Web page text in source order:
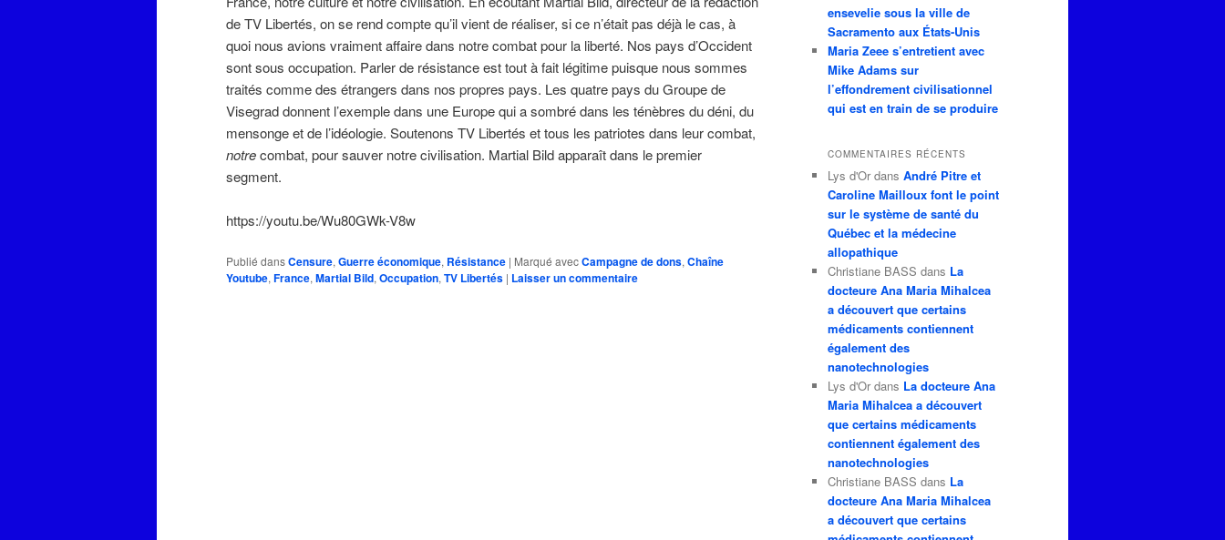
de TV Libertés, on se rend compte qu’il vient de réaliser, si ce n’était pas déjà le cas, à
quoi nous avions vraiment affaire dans notre combat pour la liberté. Nos pays d’Occident
sont sous occupation. Parler de résistance est tout à fait légitime puisque nous sommes
traités comme des étrangers dans nos propres pays. Les quatre pays du Groupe de
Visegrad donnent l’exemple dans une Europe qui a sombré dans les ténèbres du déni, du
mensonge et de l’idéologie. Soutenons TV Libertés et tous les patriotes dans leur combat,
notrecombat, pour sauver notre civilisation. Martial Bild apparaît dans le premier
segment.
https://youtu.be/Wu80GWk-V8w
Publié dansCensure, Guerre économique, Résistance | Marqué avecCampagne de dons, Chaîne
Youtube, France, Martial Bild, Occupation, TV Libertés | Laisser un commentaire
ensevelie sous la ville de
Sacramento aux États-Unis
Maria Zeee s’entretient avec
Mike Adams sur
l’effondrement civilisationnel
qui est en train de se produire
COMMENTAIRES RÉCENTS
Lys d'Or dans André Pitre et
Caroline Mailloux font le point
sur le système de santé du
Québec et la médecine
allopathique
Christiane BASS dans La
docteure Ana Maria Mihalcea
a découvert que certains
médicaments contiennent
également des
nanotechnologies
Lys d'Or dans La docteure Ana
Maria Mihalcea a découvert
que certains médicaments
contiennent également des
nanotechnologies
Christiane BASS dans La
docteure Ana Maria Mihalcea
a découvert que certains